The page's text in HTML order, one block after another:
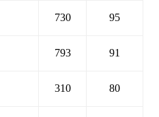
730 95
793 91
310 80